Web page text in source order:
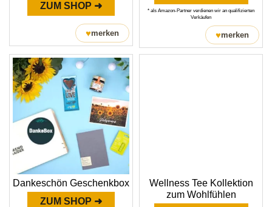
ZUM SHOP ➜
♥merken
* als Amazon-Partner verdienen wir an qualifizierten
Verkäufen
♥merken
Dankeschön Geschenkbox
ZUM SHOP ➜
Wellness Tee Kollektion
zum Wohlfühlen